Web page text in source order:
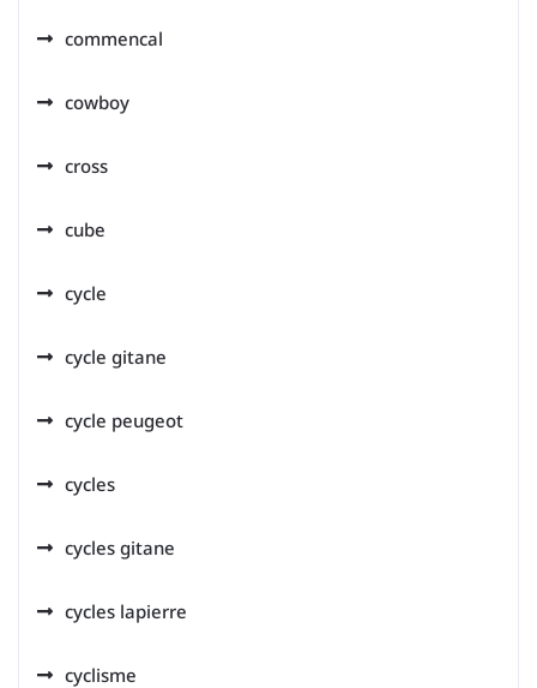
commencal
cowboy
cross
cube
cycle
cycle gitane
cycle peugeot
cycles
cycles gitane
cycles lapierre
cyclisme